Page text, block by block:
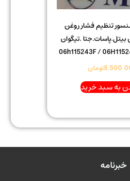
تنظیم فشار روغن
.تیگوان
تومان
به سبد خرید
خبرنامه